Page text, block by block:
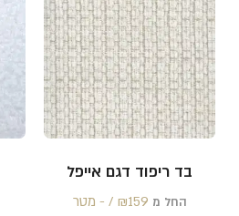
בד ריפוד דגם אייפל
החל מ ₪159 /‏‏‎ ‎- מטר